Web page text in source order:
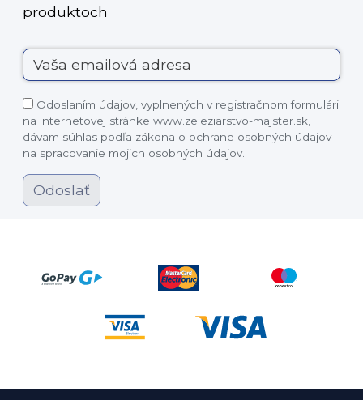
produktoch
Odoslaním údajov, vyplnených v registračnom formulári
na internetovej stránke www.zeleziarstvo-majster.sk,
dávam súhlas podľa zákona o ochrane osobných údajov
na spracovanie mojich osobných údajov.
Odoslať